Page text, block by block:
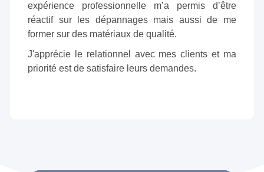
expérience professionnelle m’a permis d’être
réactif sur les dépannages mais aussi de me
former sur des matériaux de qualité.
J'apprécie le relationnel avec mes clients et ma
priorité est de satisfaire leurs demandes.